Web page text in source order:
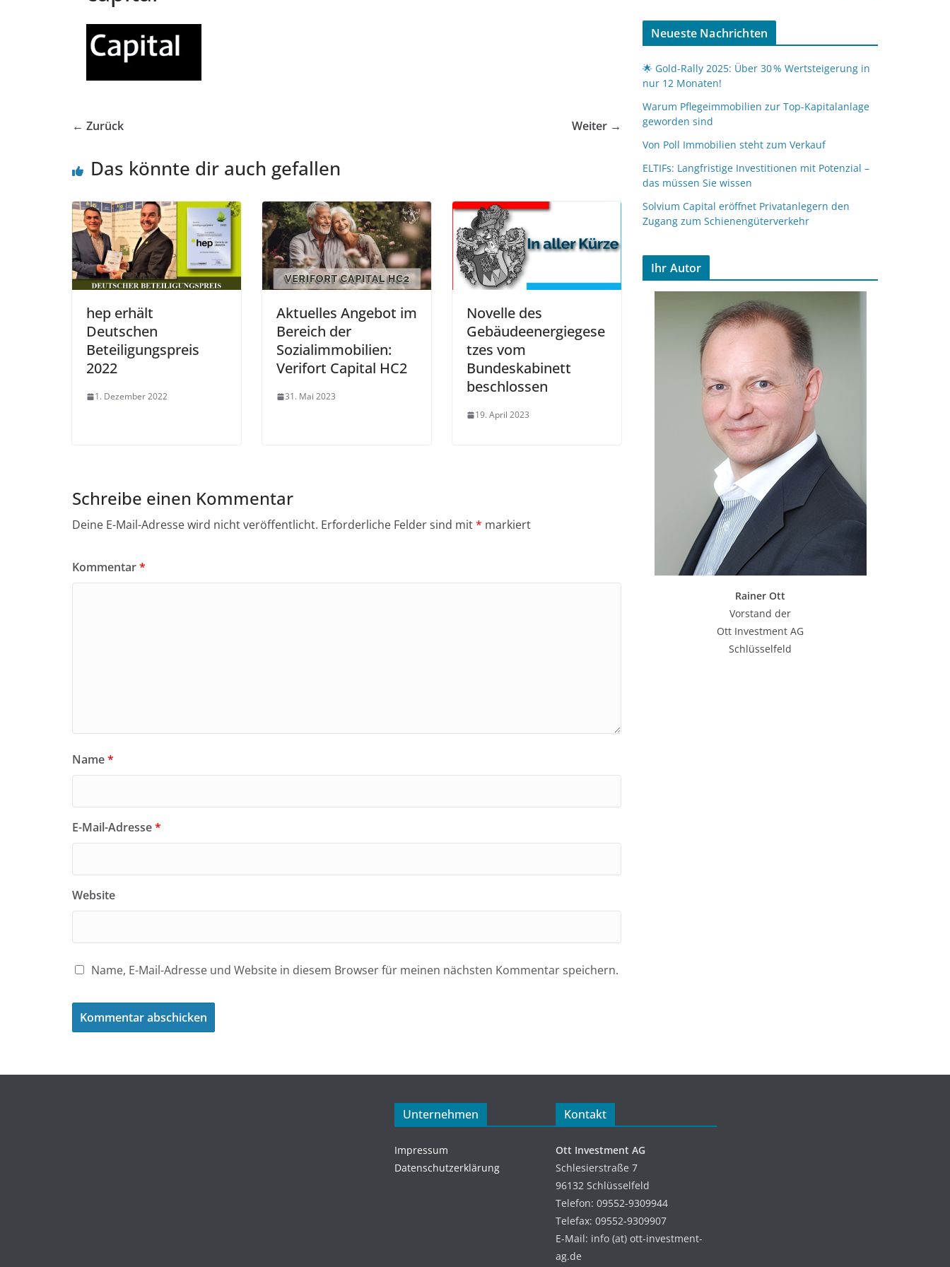
← Zurück Weiter →
Das könnte dir auch gefallen
hep erhält
Deutschen
Beteiligungspreis
2022
1. Dezember 2022
Aktuelles Angebot im
Bereich der
Sozialimmobilien:
Verifort Capital HC2
31. Mai 2023
Novelle des
Gebäudeenergiegese
tzes vom
Bundeskabinett
beschlossen
19. April 2023
Schreibe einen Kommentar
Deine E-Mail-Adresse wird nicht veröffentlicht. Erforderliche Felder sind mit* markiert
Kommentar*
Name*
E-Mail-Adresse*
Website
Name, E-Mail-Adresse und Website in diesem Browser für meinen nächsten Kommentar speichern.
Neueste Nachrichten
🌟 Gold-Rally 2025: Über 30 % Wertsteigerung in
nur 12 Monaten!
Warum Pflegeimmobilien zur Top-Kapitalanlage
geworden sind
Von Poll Immobilien steht zum Verkauf
ELTIFs: Langfristige Investitionen mit Potenzial –
das müssen Sie wissen
Solvium Capital eröffnet Privatanlegern den
Zugang zum Schienengüterverkehr
Ihr Autor
Rainer Ott
Vorstand der
Ott Investment AG
Schlüsselfeld
Unternehmen
Impressum
Datenschutzerklärung
Kontakt
Ott Investment AG
Schlesierstraße 7
96132 Schlüsselfeld
Telefon: 09552-9309944
Telefax: 09552-9309907
E-Mail: info (at) ott-investment-
ag.de